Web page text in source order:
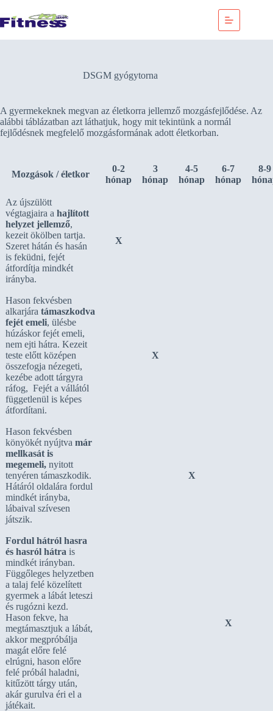
to
content
DSGM gyógytorna
A gyermekeknek megvan az életkorra jellemző mozgásfejlődése. Az
alábbi táblázatban azt láthatjuk, hogy mit tekintünk a normál
fejlődésnek megfelelő mozgásformának adott életkorban.
Mozgások / életkor
0-2
hónap
3
hónap
4-5
hónap
6-7
hónap
8-9
Az újszülött
végtagjaira a hajlított
helyzet jellemző,
kezeit ökölben tartja.
Szeret hátán és hasán
is feküdni, fejét
átfordítja mindkét
irányba.
X
Hason fekvésben
alkarjára támaszkodva
fejét emeli, ülésbe
húzáskor fejét emeli,
nem ejti hátra. Kezeit
teste előtt középen
összefogja nézegeti,
kezébe adott tárgyra
ráfog, Fejét a vállától
függetlenül is képes
átfordítani.
X
Hason fekvésben
könyökét nyújtva már
mellkasát is
megemeli, nyitott
tenyéren támaszkodik.
Hátáról oldalára fordul
mindkét irányba,
lábaival szívesen
játszik.
X
Fordul hátról hasra
és hasról hátra is
mindkét irányban.
Függőleges helyzetben
a talaj felé közelített
gyermek a lábát leteszi
és rugózni kezd.
Hason fekve, ha
megtámasztjuk a lábát,
akkor megpróbálja
magát előre felé
elrúgni, hason előre
felé próbál haladni,
kitűzött tárgy után,
akár gurulva éri el a
játékait.
X